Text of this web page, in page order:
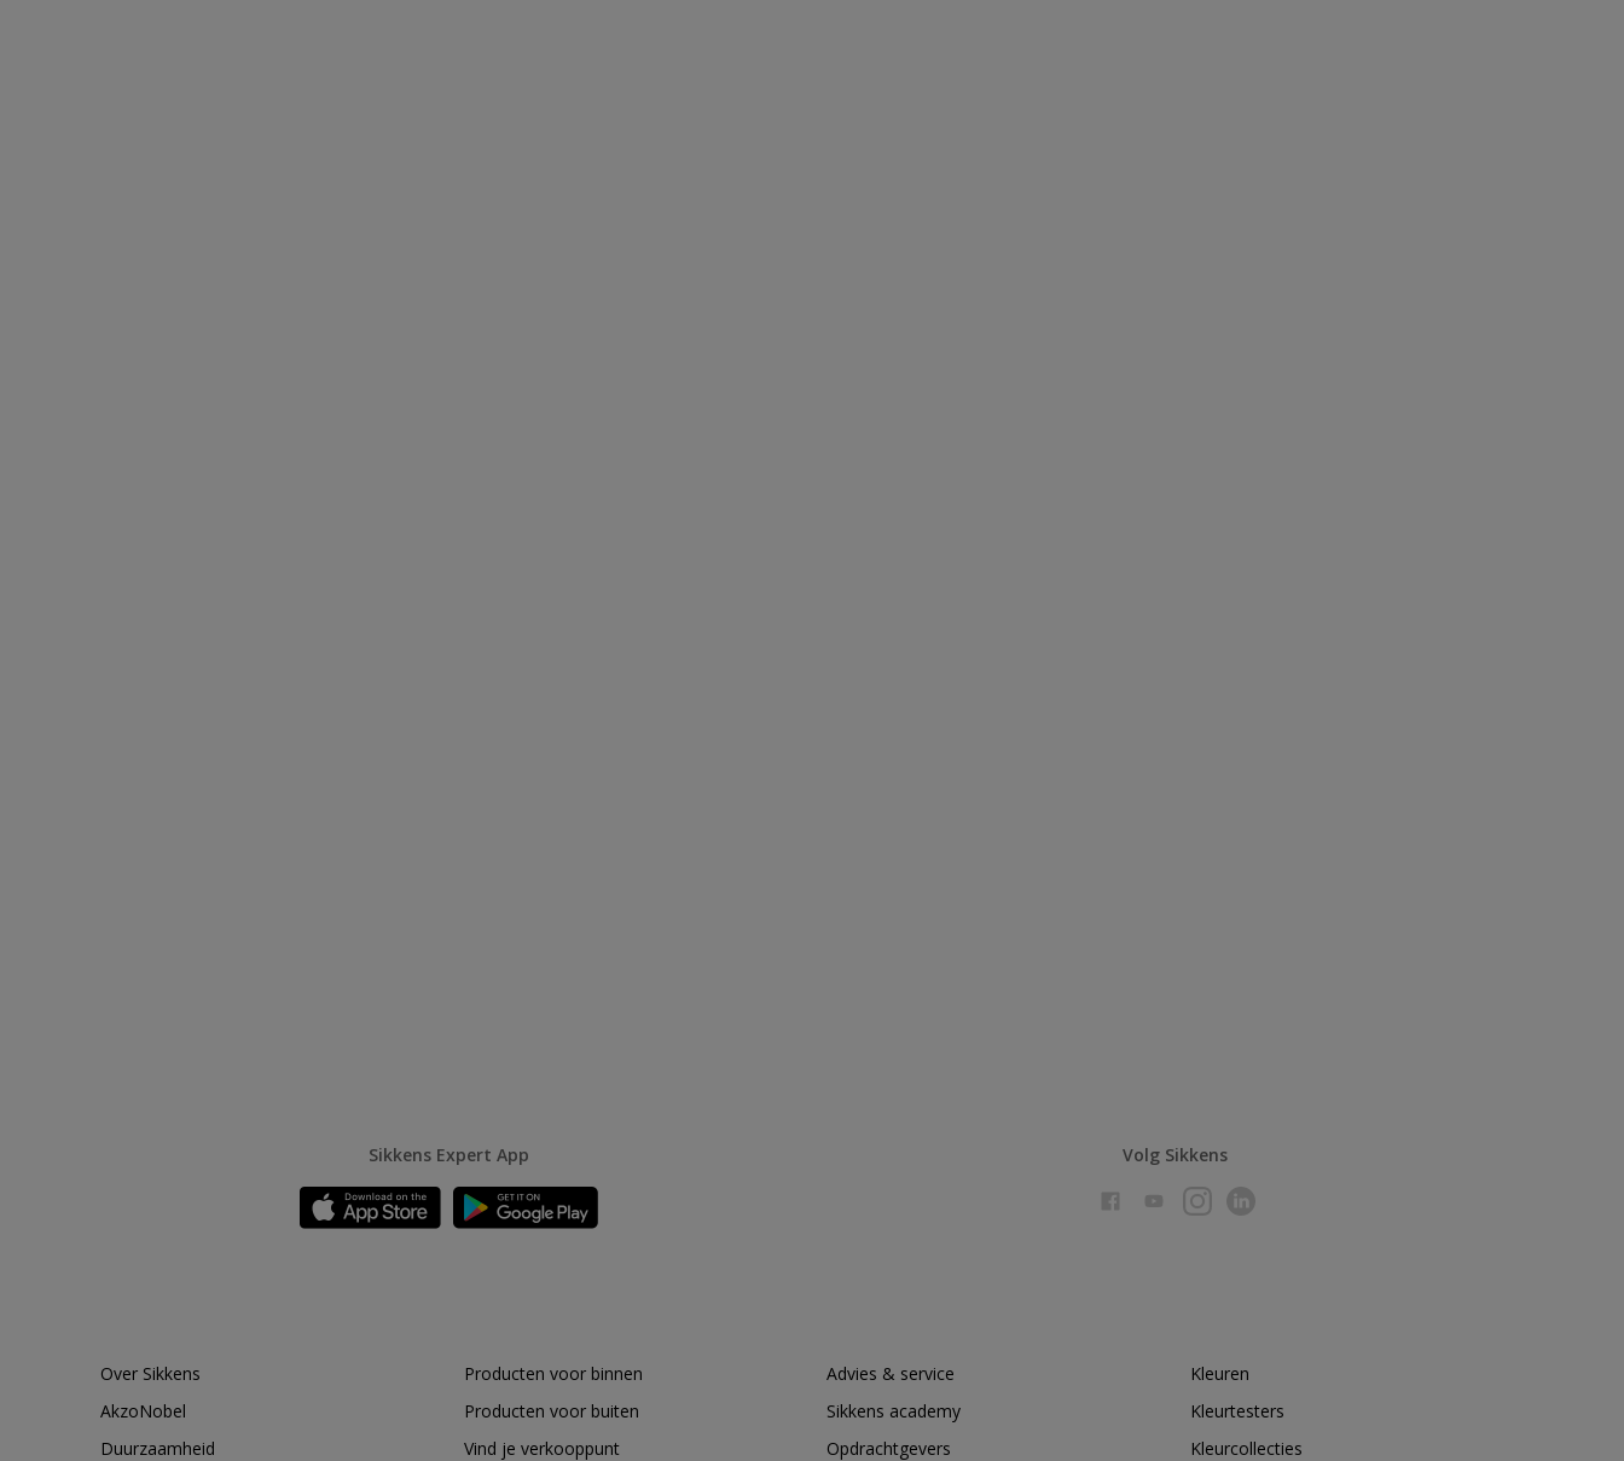
Sikkens Expert App Volg Sikkens
Over Sikkens
AkzoNobel
Duurzaamheid
Producten voor binnen
Producten voor buiten
Vind je verkooppunt
Advies & service
Sikkens academy
Opdrachtgevers
Kleuren
Kleurtesters
Kleurcollecties